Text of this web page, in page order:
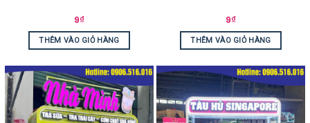
9₫
THÊM VÀO GIỎ HÀNG
9₫
THÊM VÀO GIỎ HÀNG